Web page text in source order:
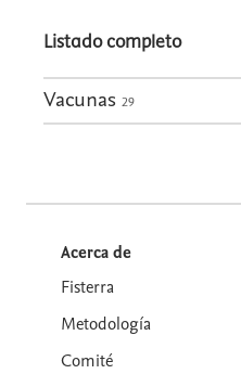
Listado completo
Vacunas 29
Acerca de
Fisterra
Metodología
Comité